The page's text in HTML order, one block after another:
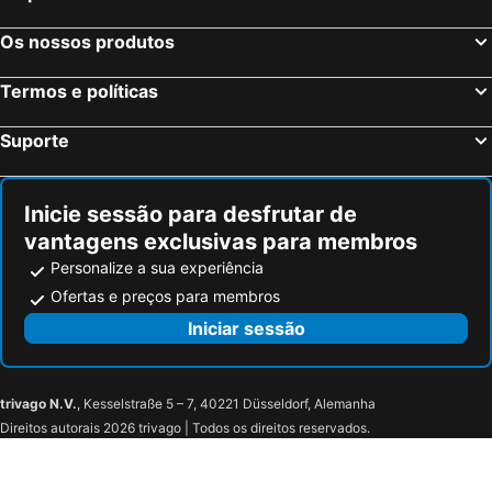
Pousada Cabanas Paraiso
Hospedagem Cantinho Da Vitoria
Pousada das Bromélias
Pousada Sol da Manha
Club Med Rio das Pedras
Os nossos produtos
Termos e políticas
Suporte
Inicie sessão para desfrutar de
vantagens exclusivas para membros
Personalize a sua experiência
Ofertas e preços para membros
Iniciar sessão
trivago N.V., Kesselstraße 5 – 7, 40221 Düsseldorf, Alemanha
Direitos autorais 2026 trivago | Todos os direitos reservados.